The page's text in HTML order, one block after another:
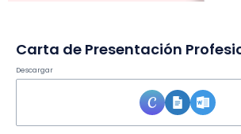
Descargar